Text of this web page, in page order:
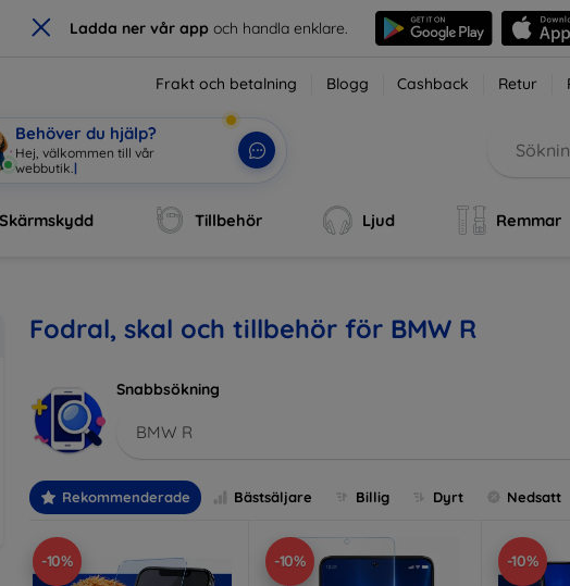
× Ladda ner vår app och handla enklare.
Frakt och betalning Blogg Cashback Retur
Behöver du hjälp?
Hej, välkommen till vår
webbutik. |
Skärmskydd Tillbehör Ljud Remmar
Fodral, skal och tillbehör för BMW R
Snabbsökning
BMW R
Rekommenderade Bästsäljare Billig Dyrt Nedsatt
-10% -10% -10%